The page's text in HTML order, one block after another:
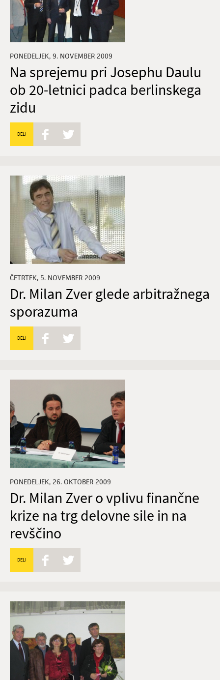
PONEDELJEK, 9. NOVEMBER 2009
Na sprejemu pri Josephu Daulu
ob 20-letnici padca berlinskega
zidu
DELI
ČETRTEK, 5. NOVEMBER 2009
Dr. Milan Zver glede arbitražnega
sporazuma
DELI
PONEDELJEK, 26. OKTOBER 2009
Dr. Milan Zver o vplivu finančne
krize na trg delovne sile in na
revščino
DELI